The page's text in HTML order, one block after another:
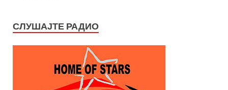
СЛУШАЈТЕ РАДИО